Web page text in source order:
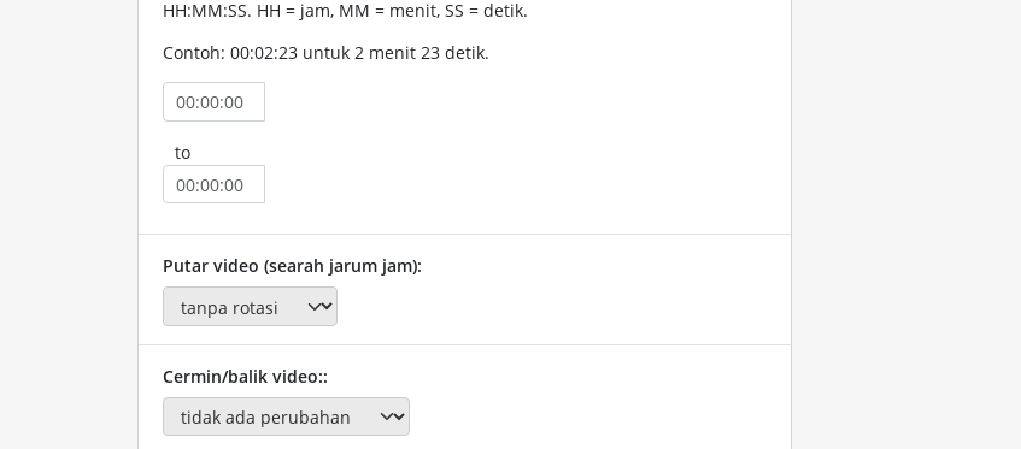
HH:MM:SS. HH = jam, MM = menit, SS = detik.
Contoh: 00:02:23 untuk 2 menit 23 detik.
to
Putar video (searah jarum jam):
Cermin/balik video::